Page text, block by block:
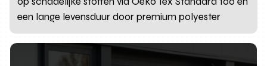
een lange levensduur door premium polyester